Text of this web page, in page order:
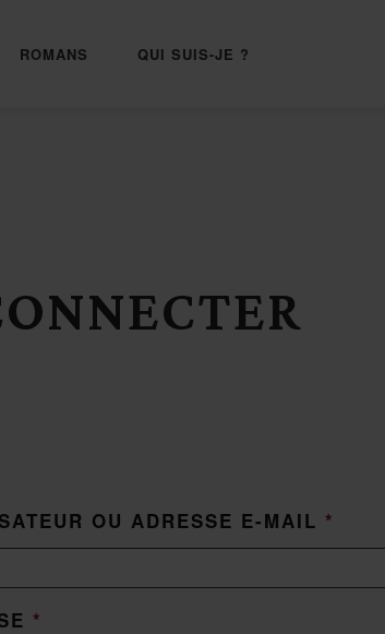
ROMANS QUI SUIS-JE ?
OU ADRESSE E-MAIL *
*